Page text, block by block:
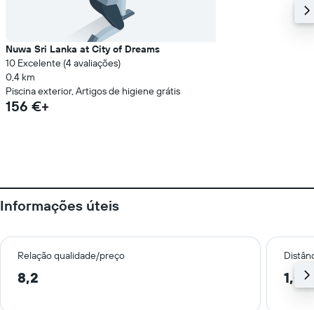
Nuwa Sri Lanka at City of Dreams
10 Excelente (4 avaliações)
0,4 km
Piscina exterior, Artigos de higiene grátis
156 €+
Informações úteis
Relação qualidade/preço
8,2 1,0